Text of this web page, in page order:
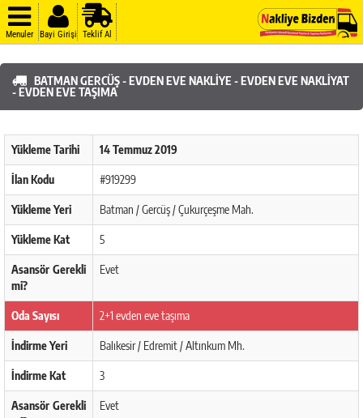
Menuler Bayi Girişi Teklif Al
BATMAN GERCÜŞ - EVDEN EVE NAKLIYE - EVDEN EVE NAKLIYAT
- EVDEN EVE TAŞIMA
Yükleme Tarihi 14 Temmuz 2019
İlan Kodu #919299
Yükleme Yeri Batman / Gercüş / Çukurçeşme Mah.
Yükleme Kat 5
Asansör Gerekli
mi?
Evet
Oda Sayısı 2+1 evden eve taşıma
İndirme Yeri Balıkesir / Edremit / Altınkum Mh.
İndirme Kat 3
Asansör Gerekli
Evet